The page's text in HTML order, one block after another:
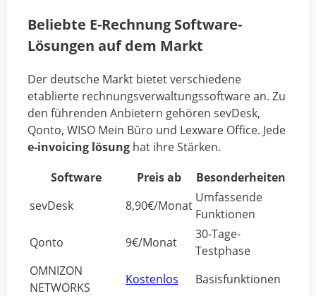
Beliebte E-Rechnung Software-
Lösungen auf dem Markt
Der deutsche Markt bietet verschiedene
etablierte rechnungsverwaltungssoftware an. Zu
den führenden Anbietern gehören sevDesk,
Qonto, WISO Mein Büro und Lexware Office. Jede
e-invoicing lösung hat ihre Stärken.
Software
Preis ab
Besonderheiten
sevDesk
8,90€/Monat
Umfassende
Funktionen
Qonto
9€/Monat
30-Tage-
Testphase
OMNIZON
NETWORKS
Kostenlos Basisfunktionen